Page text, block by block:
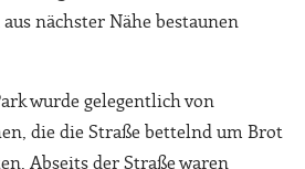
nächster Nähe bestaunen
wurde gelegentlich von
die die Straße bettelnd um Brot
Abseits der Straße waren